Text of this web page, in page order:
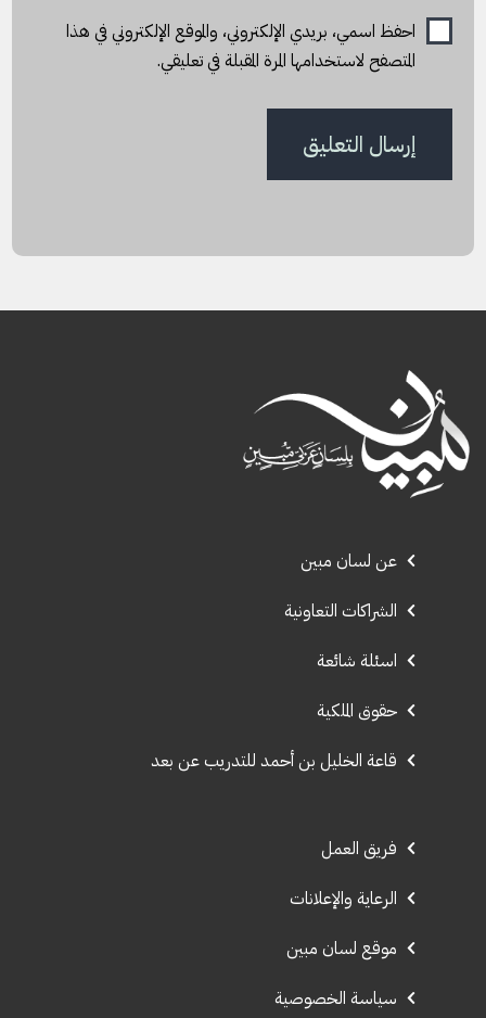
احفظ اسمي، بريدي الإلكتروني، والموقع الإلكتروني في هذا
المتصفح لاستخدامها المرة المقبلة في تعليقي.
عن لسان مبين
الشراكات التعاونية
اسئلة شائعة
حقوق الملكية
قاعة الخليل بن أحمد للتدريب عن بعد
فريق العمل
الرعاية والإعلانات
موقع لسان مبين
سياسة الخصوصية